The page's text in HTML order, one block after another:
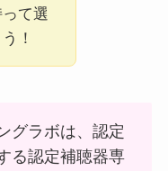
て選
！
グラボは、認定
る認定補聴器専